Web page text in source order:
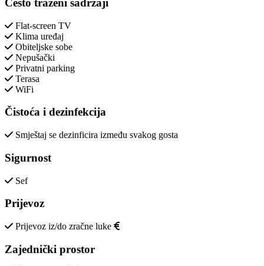
Često traženi sadržaji
Flat-screen TV
Klima uređaj
Obiteljske sobe
Nepušački
Privatni parking
Terasa
WiFi
Čistoća i dezinfekcija
Smještaj se dezinficira između svakog gosta
Sigurnost
Sef
Prijevoz
Prijevoz iz/do zračne luke
Zajednički prostor